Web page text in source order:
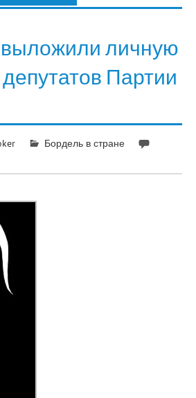
выложили личную
Партии
Бордель в стране